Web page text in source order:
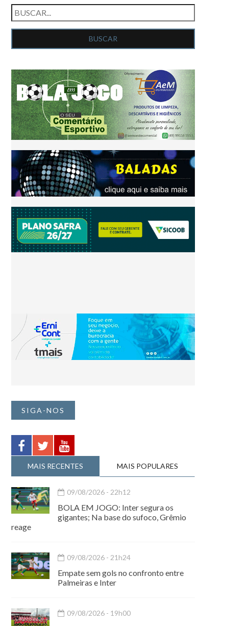
SIGA-NOS
MAIS RECENTES MAIS POPULARES
09/08/2026 - 22h12
BOLA EM JOGO: Inter segura os
gigantes; Na base do sufoco, Grêmio
reage
09/08/2026 - 21h24
Empate sem gols no confronto entre
Palmeiras e Inter
09/08/2026 - 19h00